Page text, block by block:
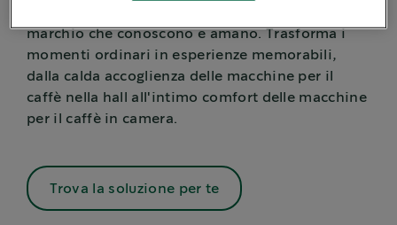
marchio che conoscono e amano. Trasforma i
momenti ordinari in esperienze memorabili,
dalla calda accoglienza delle macchine per il
caffè nella hall all'intimo comfort delle macchine
per il caffè in camera.
Trova la soluzione per te